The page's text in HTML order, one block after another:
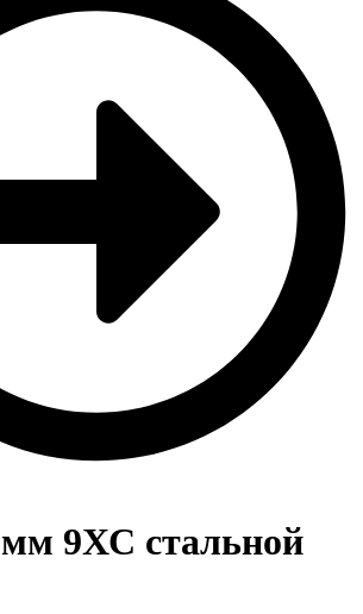
9ХС стальной